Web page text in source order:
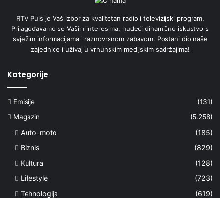
RTV Puls je Vaš izbor za kvalitetan radio i televizijski program.
Prilagođavamo se Vašim interesima, nudeći dinamično iskustvo s
svježim informacijama i raznovrsnom zabavom. Postani dio naše
zajednice i uživaj u vrhunskim medijskim sadržajima!
Kategorije
Emisije
(131)
Magazin
(5.258)
Auto-moto
(185)
Biznis
(829)
Kultura
(128)
Lifestyle
(723)
Tehnologija
(619)